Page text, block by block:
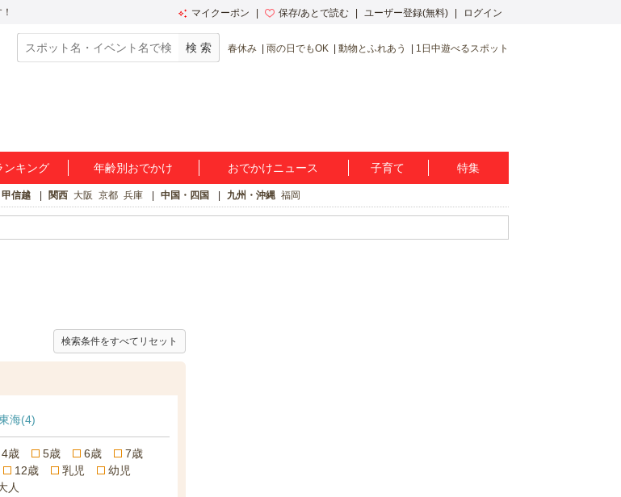
マイクーポン 保存/あとで読む ユーザー登録(無料) ログイン
春休み 雨の日でもOK 動物とふれあう 1日中遊べるスポット
ンキング 年齢別おでかけ おでかけニュース 子育て 特集
信越 関西 大阪 京都 兵庫 中国・四国 九州・沖縄 福岡
検索条件をすべてリセット
海(4)
4歳 5歳 6歳
7歳
12歳 乳児
幼児
人